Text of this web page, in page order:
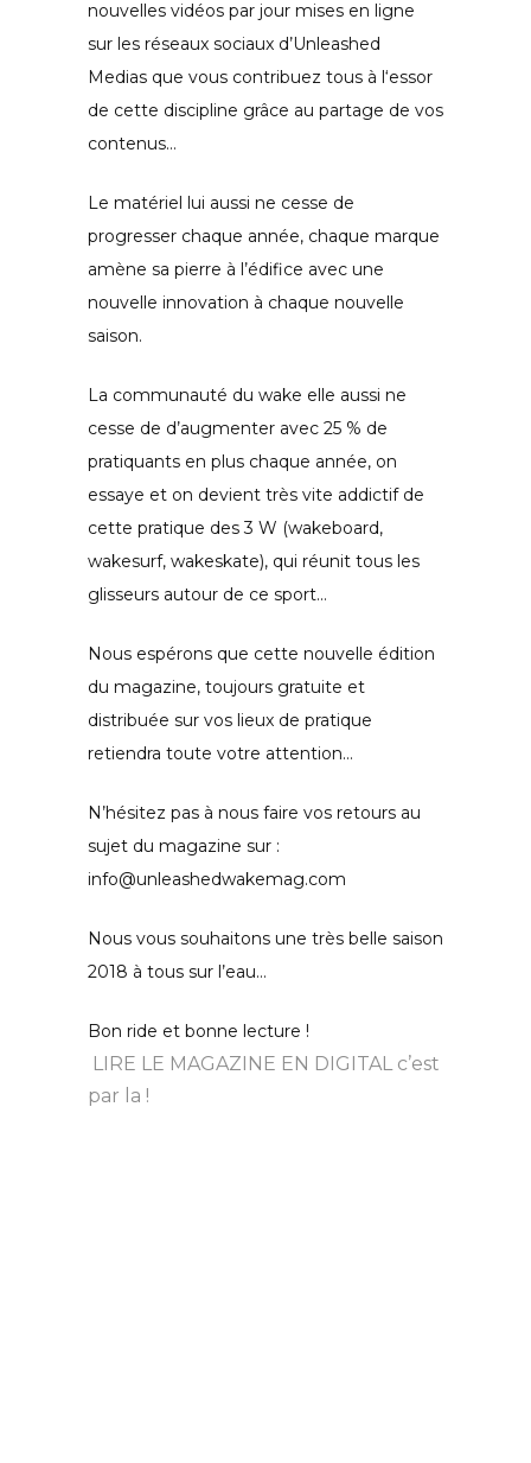
nouvelles vidéos par jour mises en ligne
sur les réseaux sociaux d’Unleashed
Medias que vous contribuez tous à l‘essor
de cette discipline grâce au partage de vos
contenus…
Le matériel lui aussi ne cesse de
progresser chaque année, chaque marque
amène sa pierre à l’édifice avec une
nouvelle innovation à chaque nouvelle
saison.
La communauté du wake elle aussi ne
cesse de d’augmenter avec 25 % de
pratiquants en plus chaque année, on
essaye et on devient très vite addictif de
cette pratique des 3 W (wakeboard,
wakesurf, wakeskate), qui réunit tous les
glisseurs autour de ce sport…
Nous espérons que cette nouvelle édition
du magazine, toujours gratuite et
distribuée sur vos lieux de pratique
retiendra toute votre attention…
N’hésitez pas à nous faire vos retours au
sujet du magazine sur :
info@unleashedwakemag.com
Nous vous souhaitons une très belle saison
2018 à tous sur l’eau…
Bon ride et bonne lecture !
LIRE LE MAGAZINE EN DIGITAL c’est
par la !